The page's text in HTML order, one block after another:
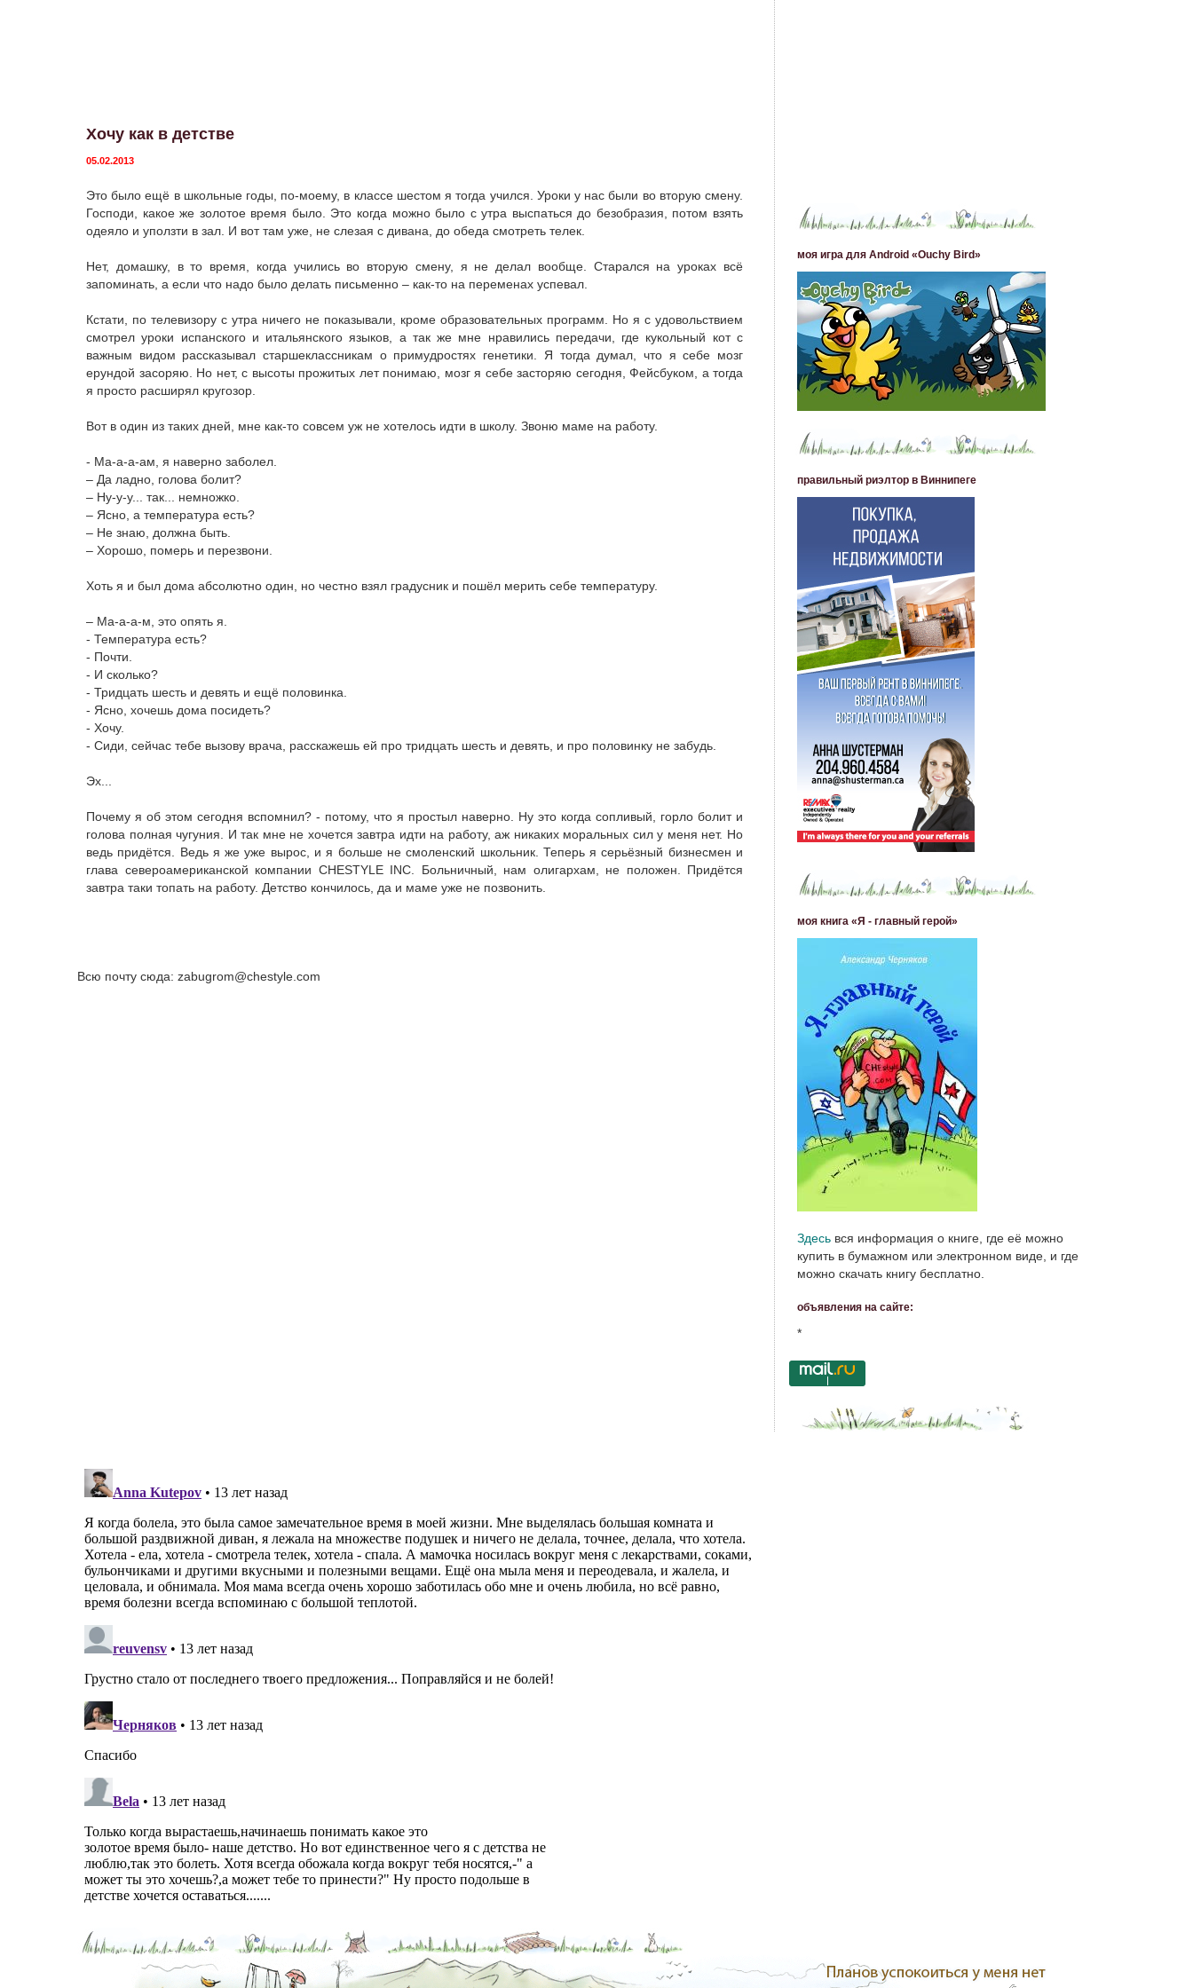
Хочу как в детстве
05.02.2013
Это было ещё в школьные годы, по-моему, в классе шестом я тогда учился. Уроки у нас были во вторую смену.
Господи, какое же золотое время было. Это когда можно было с утра выспаться до безобразия, потом взять
одеяло и уползти в зал. И вот там уже, не слезая с дивана, до обеда смотреть телек.
Нет, домашку, в то время, когда учились во вторую смену, я не делал вообще. Старался на уроках всё
запоминать, а если что надо было делать письменно – как-то на переменах успевал.
Кстати, по телевизору с утра ничего не показывали, кроме образовательных программ. Но я с удовольствием
смотрел уроки испанского и итальянского языков, а так же мне нравились передачи, где кукольный кот с
важным видом рассказывал старшеклассникам о примудростях генетики. Я тогда думал, что я себе мозг
ерундой засоряю. Но нет, с высоты прожитых лет понимаю, мозг я себе засторяю сегодня, Фейсбуком, а тогда
я просто расширял кругозор.
Вот в один из таких дней, мне как-то совсем уж не хотелось идти в школу. Звоню маме на работу.
- Ма-а-а-ам, я наверно заболел.
– Да ладно, голова болит?
– Ну-у-у... так... немножко.
– Ясно, а температура есть?
– Не знаю, должна быть.
– Хорошо, померь и перезвони.
Хоть я и был дома абсолютно один, но честно взял градусник и пошёл мерить себе температуру.
– Ма-а-а-м, это опять я.
- Температура есть?
- Почти.
- И сколько?
- Тридцать шесть и девять и ещё половинка.
- Ясно, хочешь дома посидеть?
- Хочу.
- Сиди, сейчас тебе вызову врача, расскажешь ей про тридцать шесть и девять, и про половинку не забудь.
Эх...
Почему я об этом сегодня вспомнил? - потому, что я простыл наверно. Ну это когда сопливый, горло болит и
голова полная чугуния. И так мне не хочется завтра идти на работу, аж никаких моральных сил у меня нет. Но
ведь придётся. Ведь я же уже вырос, и я больше не смоленский школьник. Теперь я серьёзный бизнесмен и
глава североамериканской компании CHESTYLE INC. Больничный, нам олигархам, не положен. Придётся
завтра таки топать на работу. Детство кончилось, да и маме уже не позвонить.
Всю почту сюда: zabugrom@chestyle.com
моя игра для Android «Ouchy Bird»
правильный риэлтор в Виннипеге
моя книга «Я - главный герой»
Здесь вся информация о книге, где её можно
купить в бумажном или электронном виде, и где
можно скачать книгу бесплатно.
объявления на сайте:
*